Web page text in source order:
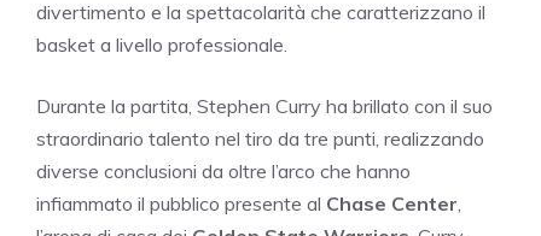
divertimento e la spettacolarità che caratterizzano il
basket a livello professionale.
Durante la partita, Stephen Curry ha brillato con il suo
straordinario talento nel tiro da tre punti, realizzando
diverse conclusioni da oltre l’arco che hanno
infiammato il pubblico presente al Chase Center